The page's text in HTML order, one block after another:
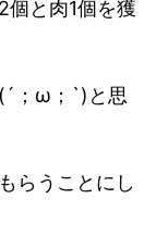
個と肉1個を獲
；ω；`)と思
らうことにし